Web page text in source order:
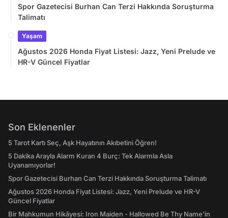
Spor Gazetecisi Burhan Can Terzi Hakkında Soruşturma
Talimatı
Yaşam
Ağustos 2026 Honda Fiyat Listesi: Jazz, Yeni Prelude ve
HR-V Güncel Fiyatlar
Son Eklenenler
5 Tarot Kartı Seç, Aşk Hayatının Akıbetini Öğren!
5 Dakika Arayla Alarm Kuran 4 Burç: Tek Alarmla Asla
Uyanamıyorlar!
Spor Gazetecisi Burhan Can Terzi Hakkında Soruşturma Talimatı
Ağustos 2026 Honda Fiyat Listesi: Jazz, Yeni Prelude ve HR-V
Güncel Fiyatlar
Bir Mahkumun Hikâyesi: Iron Maiden - Hallowed Be Thy Name'in